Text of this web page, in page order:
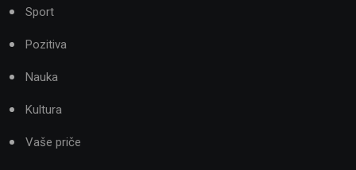
Sport
Pozitiva
Nauka
Kultura
Vaše priče